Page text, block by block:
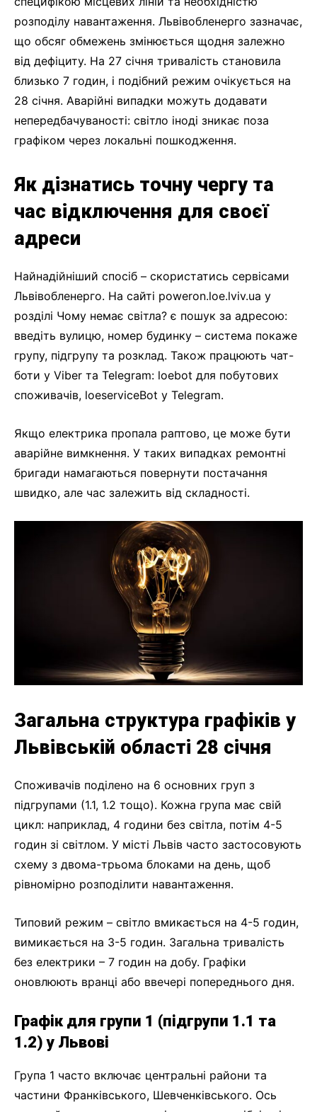
розподілу навантаження. Львівобленерго зазначає,
що обсяг обмежень змінюється щодня залежно
від дефіциту. На 27 січня тривалість становила
близько 7 годин, і подібний режим очікується на
28 січня. Аварійні випадки можуть додавати
непередбачуваності: світло іноді зникає поза
графіком через локальні пошкодження.
Як дізнатись точну чергу та
час відключення для своєї
адреси
Найнадійніший спосіб – скористатись сервісами
Львівобленерго. На сайті poweron.loe.lviv.ua у
розділі Чому немає світла? є пошук за адресою:
введіть вулицю, номер будинку – система покаже
групу, підгрупу та розклад. Також працюють чат-
боти у Viber та Telegram: loebot для побутових
споживачів, loeserviceBot у Telegram.
Якщо електрика пропала раптово, це може бути
аварійне вимкнення. У таких випадках ремонтні
бригади намагаються повернути постачання
швидко, але час залежить від складності.
Загальна структура графіків у
Львівській області 28 січня
Споживачів поділено на 6 основних груп з
підгрупами (1.1, 1.2 тощо). Кожна група має свій
цикл: наприклад, 4 години без світла, потім 4-5
годин зі світлом. У місті Львів часто застосовують
схему з двома-трьома блоками на день, щоб
рівномірно розподілити навантаження.
Типовий режим – світло вмикається на 4-5 годин,
вимикається на 3-5 годин. Загальна тривалість
без електрики – 7 годин на добу. Графіки
оновлюють вранці або ввечері попереднього дня.
Графік для групи 1 (підгрупи 1.1 та
1.2) у Львові
Група 1 часто включає центральні райони та
частини Франківського, Шевченківського. Ось